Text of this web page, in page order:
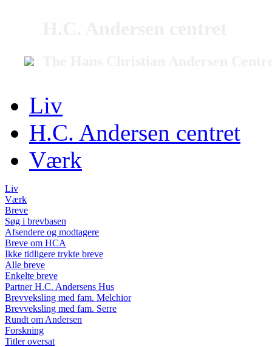
Liv
H.C. Andersen centret
Værk
Liv
Værk
Breve
Søg i brevbasen
Afsendere og modtagere
Breve om HCA
Ikke tidligere trykte breve
Alle breve
Enkelte breve
Partner H.C. Andersens Hus
Brevveksling med fam. Melchior
Brevveksling med fam. Serre
Rundt om Andersen
Forskning
Titler oversat